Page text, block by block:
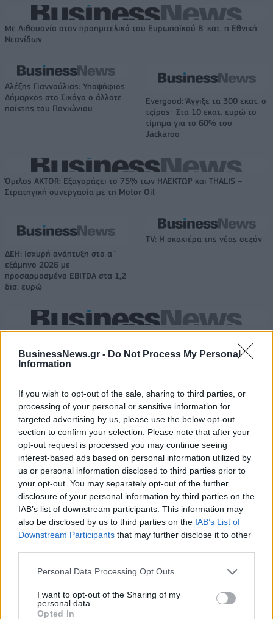
BusinessNews.gr - Do Not Process My Personal
Information
If you wish to opt-out of the sale, sharing to third parties, or
processing of your personal or sensitive information for
targeted advertising by us, please use the below opt-out
section to confirm your selection. Please note that after your
opt-out request is processed you may continue seeing
interest-based ads based on personal information utilized by
us or personal information disclosed to third parties prior to
your opt-out. You may separately opt-out of the further
disclosure of your personal information by third parties on the
IAB’s list of downstream participants. This information may
also be disclosed by us to third parties on the IAB’s List of
Downstream Participants that may further disclose it to other
Personal Data Processing Opt Outs
I want to opt-out of the Sharing of my
personal data.
Opted In
Με Λιθουανία στον προημιτελικό του Ευρωπαϊκού Β' κατ. η Εθνική
Νεανίδων
Αλέξης Γιαννούλιας: Υποψήφιος
Δήμαρχος στο Σικάγο ο άλλοτε
παίκτης του Πανιώνιου
Evergood: Άγγιξε τα 300 εκατ. ο
τζίρος- Στα 10 εκατ. ευρώ το
τίμημα για το 60% του
Jackaroo
Όμιλος AKTOR: Εξαγοράζει το 75% των ΗΛΕΚΤΩΡ και THALIS –
Στρατηγική συνεργασία με τη Motor Oil
ΔΕΗ: Ισχυρή ανάπτυξη στο α΄
εξάμηνο 2026 με
προσαρμοσμένο EBITDA στα 1,2
δισ. ευρώ
TV: Η σκακιέρα της νέας σεζόν
IAB Hellas: Νέα Διοικούσα Επιτροπή και νέο Διοικητικό Συμβούλιο -
Νέο Audi A2 e-tron με στόχο
την κορυφή της
αποδοτικότητας
Η Chery επενδύει 75 εκατ.
δολάρια στην KG Mobility
Το FIAT 500 Hybrid τώρα από 18.990 ευρώ
Ντουράντ: "Ο Γιάννης θα
μπορούσε να 'ναι ο κορυφαίος
όλων"! (vid)
Οι διακοπές των Γάλλων του
Παναθηναϊκού με τέσσερις
συμπατριώτες τους στη Μύκονο
(pic)
– Κύπρου